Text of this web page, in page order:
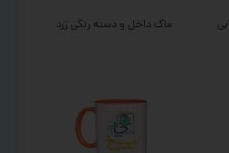
ماگ داخل و دسته رنگی زرد